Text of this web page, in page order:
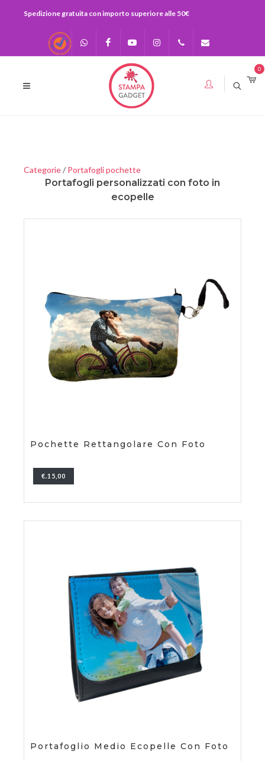
Spedizione gratuita con importo superiore alle 50€
Whatsapp
FacebookYoutubeInstagram 0
Categorie/ Portafogli pochette
Portafogli personalizzati con foto in
ecopelle
Pochette Rettangolare Con Foto
€.15,00
Portafoglio Medio Ecopelle Con Foto